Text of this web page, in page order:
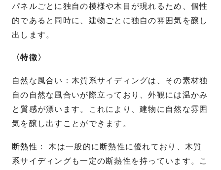
パネルごとに独自の模様や木目が現れるため、個性
的であると同時に、建物ごとに独自の雰囲気を醸し
出します。
〈特徴〉
自然な風合い：木質系サイディングは、その素材独
自の自然な風合いが際立っており、外観には温かみ
と質感が漂います。これにより、建物に自然な雰囲
気を醸し出すことができます。
断熱性： 木は一般的に断熱性に優れており、木質
系サイディングも一定の断熱性を持っています。こ